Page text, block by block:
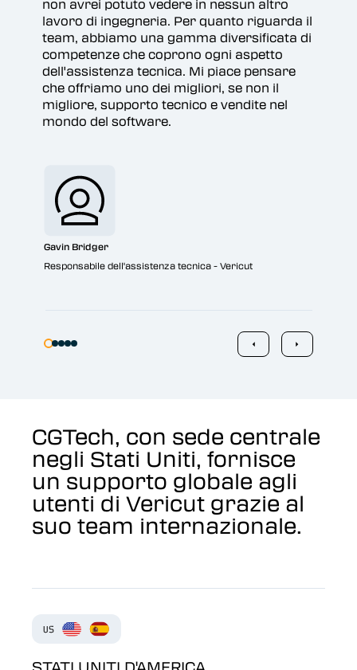
non avrei potuto vedere in nessun altro
lavoro di ingegneria. Per quanto riguarda il
team, abbiamo una gamma diversificata di
competenze che coprono ogni aspetto
dell'assistenza tecnica. Mi piace pensare
che offriamo uno dei migliori, se non il
migliore, supporto tecnico e vendite nel
mondo del software.
Gavin Bridger
Responsabile dell'assistenza tecnica - Vericut
CGTech, con sede centrale
negli Stati Uniti, fornisce
un supporto globale agli
utenti di Vericut grazie al
suo team internazionale.